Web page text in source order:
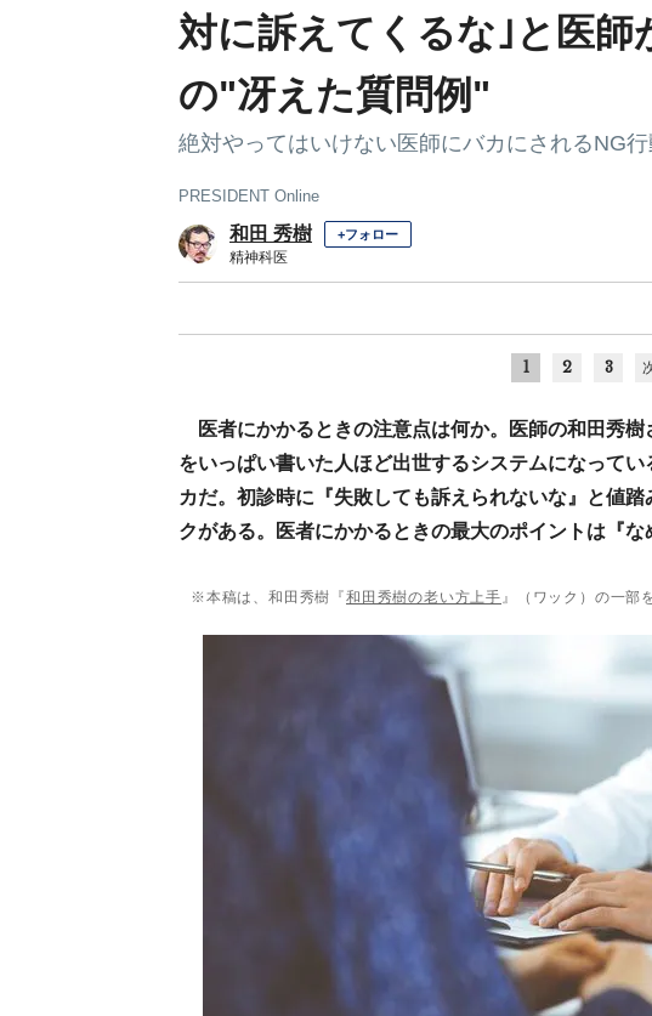
対に訴えてくるな｣と医師
の"冴えた質問例"
絶対やってはいけない医師にバカにされるNG
PRESIDENT Online
和田 秀樹 +フォロー
精神科医
1 2 3
医者にかかるときの注意点は何か。医師の和田秀
をいっぱい書いた人ほど出世するシステムになって
カだ。初診時に『失敗しても訴えられないな』と値
クがある。医者にかかるときの最大のポイントは『
※本稿は、和田秀樹『和田秀樹の老い方上手 』（ワック）の一部